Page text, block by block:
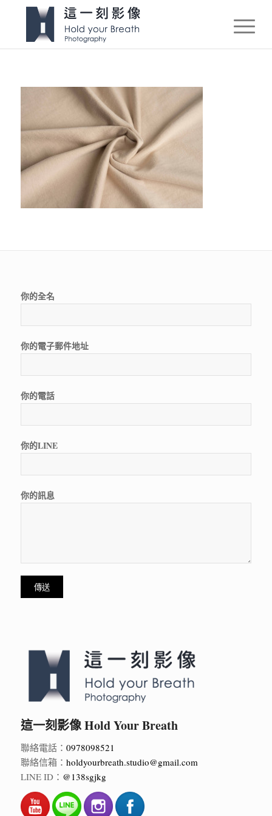
這一刻影像 Hold Your Breath
聯絡電話： 0978098521
聯絡信箱： holdyourbreath.studio@gmail.com
LINE ID： @138sgjkg
你的全名
你的電子郵件地址
你的電話
你的LINE
你的訊息